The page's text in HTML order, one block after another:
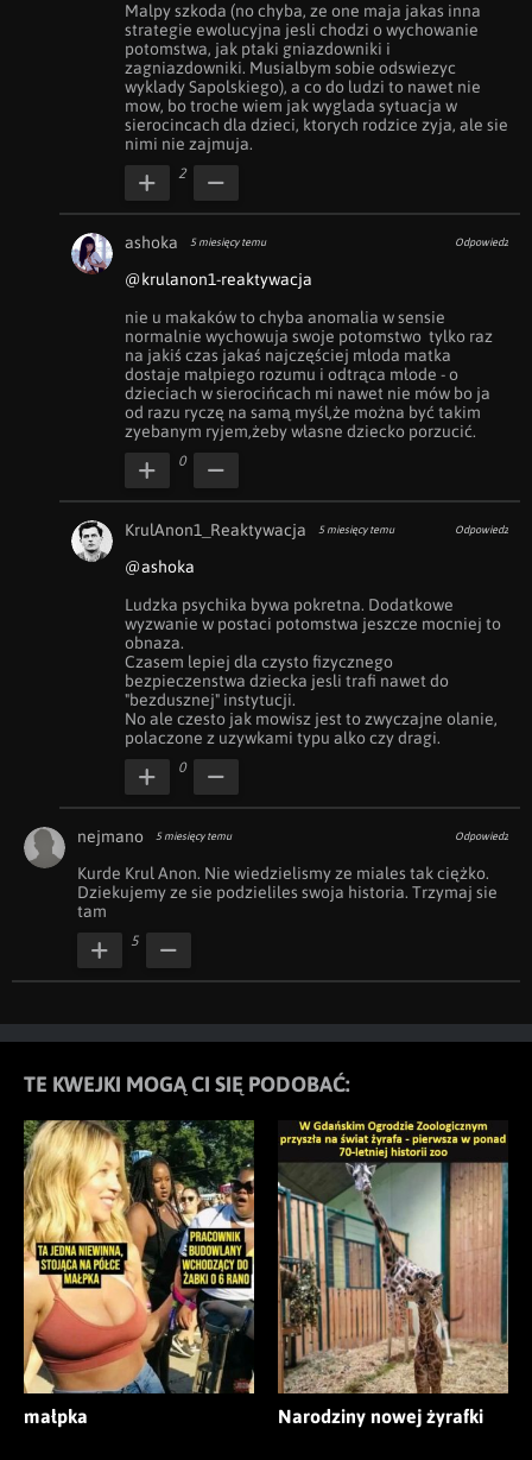
Malpy szkoda (no chyba, ze one maja jakas inna
strategie ewolucyjna jesli chodzi o wychowanie
potomstwa, jak ptaki gniazdowniki i
zagniazdowniki. Musialbym sobie odswiezyc
wyklady Sapolskiego), a co do ludzi to nawet nie
mow, bo troche wiem jak wyglada sytuacja w
sierocincach dla dzieci, ktorych rodzice zyja, ale sie
nimi nie zajmuja.
2
ashoka 5 miesięcy temu Odpowiedz
@krulanon1-reaktywacja
nie u makaków to chyba anomalia w sensie
normalnie wychowuja swoje potomstwo  tylko raz
na jakiś czas jakaś najczęściej młoda matka
dostaje małpiego rozumu i odtrąca młode - o
dzieciach w sierocińcach mi nawet nie mów bo ja
od razu ryczę na samą myśl,że można być takim
zyebanym ryjem,żeby własne dziecko porzucić.
0
KrulAnon1_Reaktywacja 5 miesięcy temu Odpowiedz
@ashoka
Ludzka psychika bywa pokretna. Dodatkowe
wyzwanie w postaci potomstwa jeszcze mocniej to
obnaza.
Czasem lepiej dla czysto fizycznego
bezpieczenstwa dziecka jesli trafi nawet do
"bezdusznej" instytucji.
No ale czesto jak mowisz jest to zwyczajne olanie,
polaczone z uzywkami typu alko czy dragi.
0
nejmano 5 miesięcy temu Odpowiedz
Kurde Krul Anon. Nie wiedzielismy ze miales tak ciężko.
Dziekujemy ze sie podzieliles swoja historia. Trzymaj sie
tam
5
TE KWEJKI MOGĄ CI SIĘ PODOBAĆ:
małpka Narodziny nowej żyrafki